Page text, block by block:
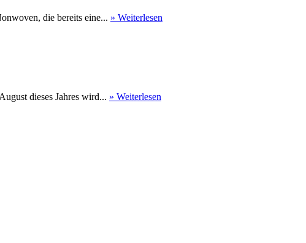
die bereits eine... » Weiterlesen
dieses Jahres wird... » Weiterlesen